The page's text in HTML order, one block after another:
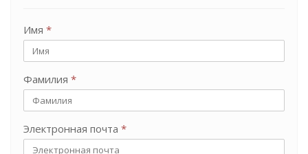
Имя *
Фамилия *
Электронная почта *